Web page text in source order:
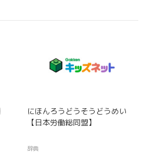
にほんろうどうそうどうめい
【日本労働総同盟】
辞典